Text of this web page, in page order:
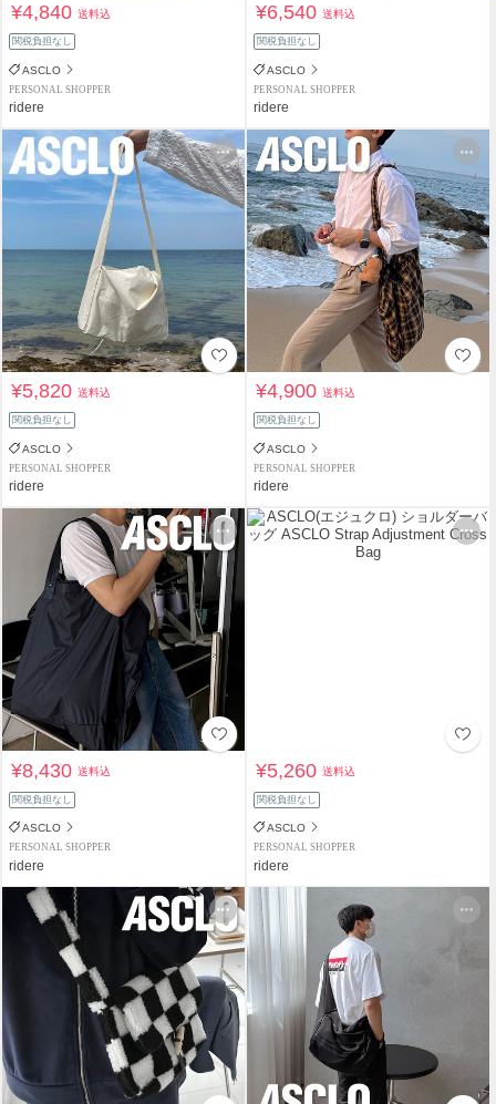
¥4,840送料込
関税負担なし
ASCLO
PERSONAL SHOPPER
ridere
¥6,540送料込
関税負担なし
ASCLO
PERSONAL SHOPPER
ridere
¥5,820送料込
関税負担なし
ASCLO
PERSONAL SHOPPER
ridere
¥4,900送料込
関税負担なし
ASCLO
PERSONAL SHOPPER
ridere
¥8,430送料込
関税負担なし
ASCLO
PERSONAL SHOPPER
ridere
¥5,260送料込
関税負担なし
ASCLO
PERSONAL SHOPPER
ridere